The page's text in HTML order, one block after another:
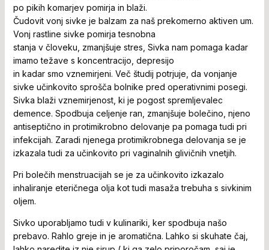
po pikih komarjev pomirja in blaži.
Čudovit vonj sivke je balzam za naš prekomerno aktiven um.
Vonj rastline sivke pomirja tesnobna
stanja v človeku, zmanjšuje stres, Sivka nam pomaga kadar
imamo težave s koncentracijo, depresijo
in kadar smo vznemirjeni. Več študij potrjuje, da vonjanje
sivke učinkovito sprošča bolnike pred operativnimi posegi.
Sivka blaži vznemirjenost, ki je pogost spremljevalec
demence. Spodbuja celjenje ran, zmanjšuje bolečino, njeno
antiseptično in protimikrobno delovanje pa pomaga tudi pri
infekcijah. Zaradi njenega protimikrobnega delovanja se je
izkazala tudi za učinkovito pri vaginalnih glivičnih vnetjih.
Pri bolečih menstruacijah se je za učinkovito izkazalo
inhaliranje eteričnega olja kot tudi masaža trebuha s sivkinim
oljem.
Sivko uporabljamo tudi v kulinariki, ker spodbuja našo
prebavo. Rahlo greje in je aromatična. Lahko si skuhate čaj,